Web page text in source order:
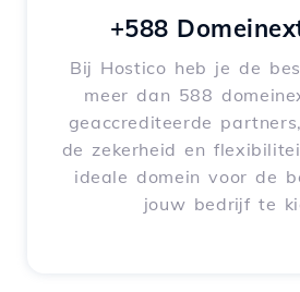
+588
Bij Hostico heb je de
meer dan 588
geaccrediteerde
de zekerheid en
ideale domein voor de
jouw bedrijf te